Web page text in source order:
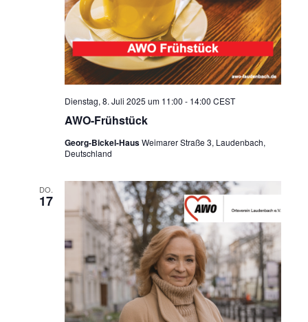
AWO-Frühstück
Dienstag, 8. Juli 2025 um 11:00 - 14:00 CEST
Georg-Bickel-HausWeimarer Straße 3, Laudenbach,
Deutschland
DO.
17